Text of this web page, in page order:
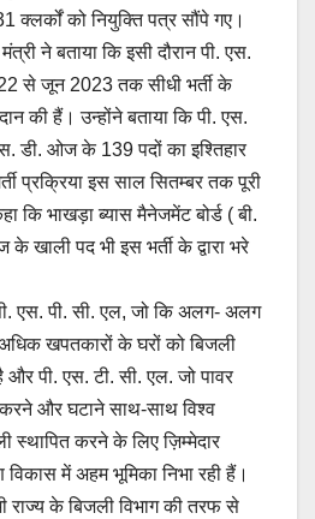
क्लर्कों को नियुक्ति पत्र सौंपे गए।
ने बताया कि इसी दौरान पी. एस.
से जून 2023 तक सीधी भर्ती के
की हैं। उन्होंने बताया कि पी. एस.
डी. ओज के 139 पदों का इश्तिहार
प्रक्रिया इस साल सितम्बर तक पूरी
कि भाखड़ा ब्यास मैनेजमेंट बोर्ड ( बी.
खाली पद भी इस भर्ती के द्वारा भरे
एस. पी. सी. एल, जो कि अलग- अलग
खपतकारों के घरों को बिजली
और पी. एस. टी. सी. एल. जो पावर
और घटाने साथ-साथ विश्व
स्थापित करने के लिए ज़िम्मेदार
विकास में अहम भूमिका निभा रही हैं।
राज्य के बिजली विभाग की तरफ से